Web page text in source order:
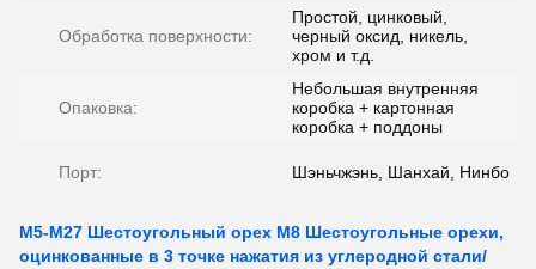
Обработка поверхности:
Простой, цинковый,
черный оксид, никель,
хром и т.д.
Опаковка:
Небольшая внутренняя
коробка + картонная
коробка + поддоны
Порт: Шэньчжэнь, Шанхай, Нинбо
M5-M27 Шестоугольный орех M8 Шестоугольные орехи,
оцинкованные в 3 точке нажатия из углеродной стали/